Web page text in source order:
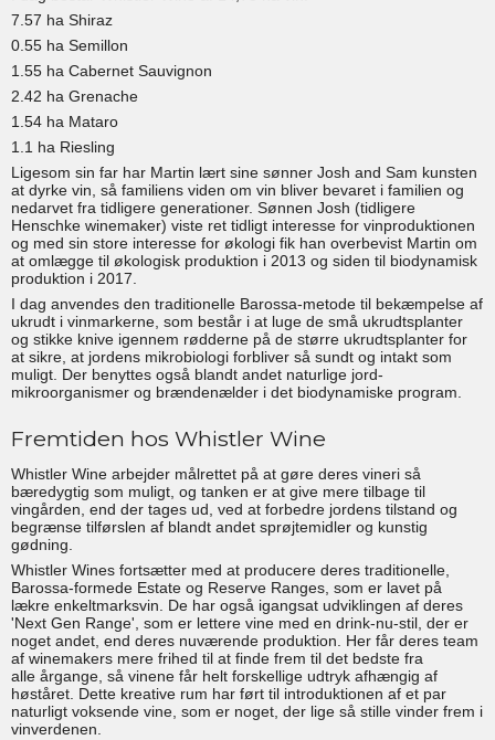
7.57 ha Shiraz
0.55 ha Semillon
1.55 ha Cabernet Sauvignon
2.42 ha Grenache
1.54 ha Mataro
1.1 ha Riesling
Ligesom sin far har Martin lært sine sønner Josh and Sam kunsten
at dyrke vin, så familiens viden om vin bliver bevaret i familien og
nedarvet fra tidligere generationer. Sønnen Josh (tidligere
Henschke winemaker) viste ret tidligt interesse for vinproduktionen
og med sin store interesse for økologi fik han overbevist Martin om
at omlægge til økologisk produktion i 2013 og siden til biodynamisk
produktion i 2017.
I dag anvendes den traditionelle Barossa-metode til bekæmpelse af
ukrudt i vinmarkerne, som består i at luge de små ukrudtsplanter
og stikke knive igennem rødderne på de større ukrudtsplanter for
at sikre, at jordens mikrobiologi forbliver så sundt og intakt som
muligt. Der benyttes også blandt andet naturlige jord-
mikroorganismer og brændenælder i det biodynamiske program.
Fremtiden hos Whistler Wine
Whistler Wine arbejder målrettet på at gøre deres vineri så
bæredygtig som muligt, og tanken er at give mere tilbage til
vingården, end der tages ud, ved at forbedre jordens tilstand og
begrænse tilførslen af blandt andet sprøjtemidler og kunstig
gødning.
Whistler Wines fortsætter med at producere deres traditionelle,
Barossa-formede Estate og Reserve Ranges, som er lavet på
lækre enkeltmarksvin. De har også igangsat udviklingen af ​​deres
'Next Gen Range', som er lettere vine med en drink-nu-stil, der er
noget andet, end deres nuværende produktion. Her får deres team
af winemakers mere frihed til at finde frem til det bedste fra
alle årgange, så vinene får helt forskellige udtryk afhængig af
høståret. Dette kreative rum har ført til introduktionen af ​​et par
naturligt voksende vine, som er noget, der lige så stille vinder frem i
vinverdenen.